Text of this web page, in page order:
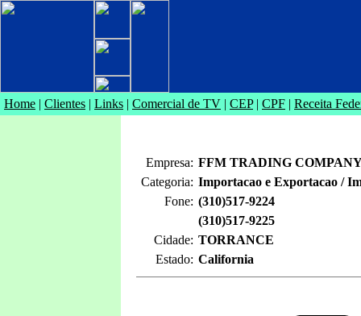
Home | Clientes | Links | Comercial de TV | CEP| CPF | Receita
Empresa: FFM TRADING
Categoria: Importacao e Exportacao /
Fone: (310)517-9224
(310)517-9225
Cidade: TORRANCE
Estado: California